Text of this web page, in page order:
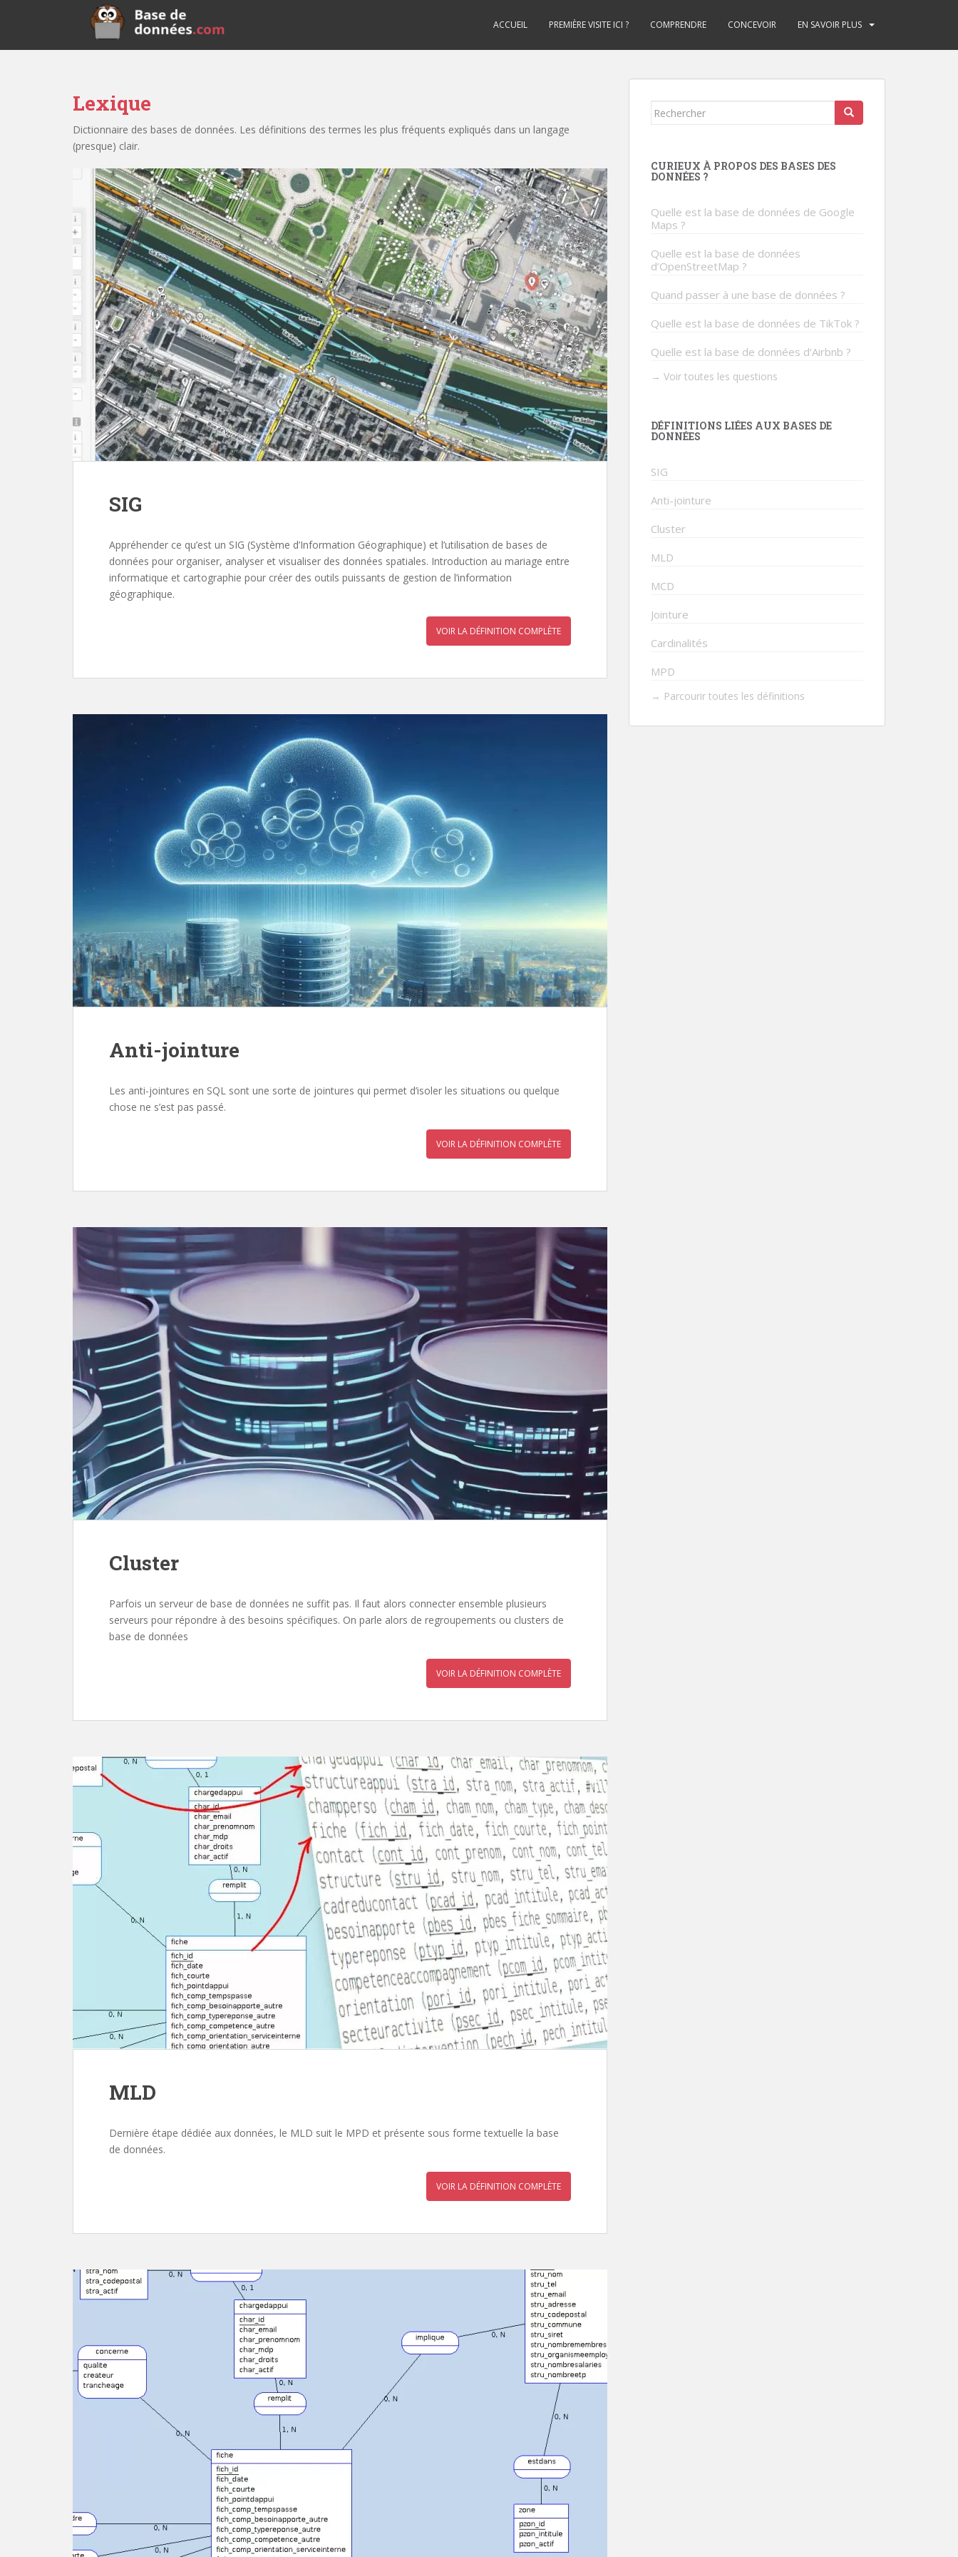
ACCUEIL PREMIÈRE VISITE ICI ? COMPRENDRE CONCEVOIR EN SAVOIR PLUS
Lexique
Dictionnaire des bases de données. Les définitions des termes les plus fréquents expliqués dans un langage
(presque) clair.
SIG
Appréhender ce qu’est un SIG (Système d’Information Géographique) et l’utilisation de bases de
données pour organiser, analyser et visualiser des données spatiales. Introduction au mariage entre
informatique et cartographie pour créer des outils puissants de gestion de l’information
géographique.
VOIR LA DÉFINITION COMPLÈTE
Anti-jointure
Les anti-jointures en SQL sont une sorte de jointures qui permet d’isoler les situations ou quelque
chose ne s’est pas passé.
VOIR LA DÉFINITION COMPLÈTE
Cluster
Parfois un serveur de base de données ne suffit pas. Il faut alors connecter ensemble plusieurs
serveurs pour répondre à des besoins spécifiques. On parle alors de regroupements ou clusters de
base de données
VOIR LA DÉFINITION COMPLÈTE
MLD
Dernière étape dédiée aux données, le MLD suit le MPD et présente sous forme textuelle la base
de données.
VOIR LA DÉFINITION COMPLÈTE
Rechercher...
CURIEUX À PROPOS DES BASES DES
DONNÉES ?
Quelle est la base de données de Google
Maps ?
Quelle est la base de données
d’OpenStreetMap ?
Quand passer à une base de données ?
Quelle est la base de données de TikTok ?
Quelle est la base de données d’Airbnb ?
→ Voir toutes les questions
DÉFINITIONS LIÉES AUX BASES DE
DONNÉES
SIG
Anti-jointure
Cluster
MLD
MCD
Jointure
Cardinalités
MPD
→ Parcourir toutes les définitions